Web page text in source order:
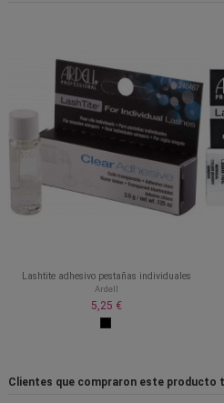
Lashtite adhesivo pestañas individuales
Ardell
5,25 €
Clientes que compraron este producto